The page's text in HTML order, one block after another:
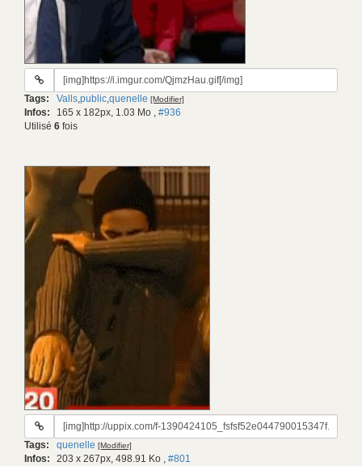
URL
gif:
Tags: Valls,public,quenelle [Modifier]
Infos: 165 x 182px, 1.03 Mo , #936
Utilisé 6 fois
URL
gif:
Tags: quenelle [Modifier]
Infos: 203 x 267px, 498.91 Ko , #801